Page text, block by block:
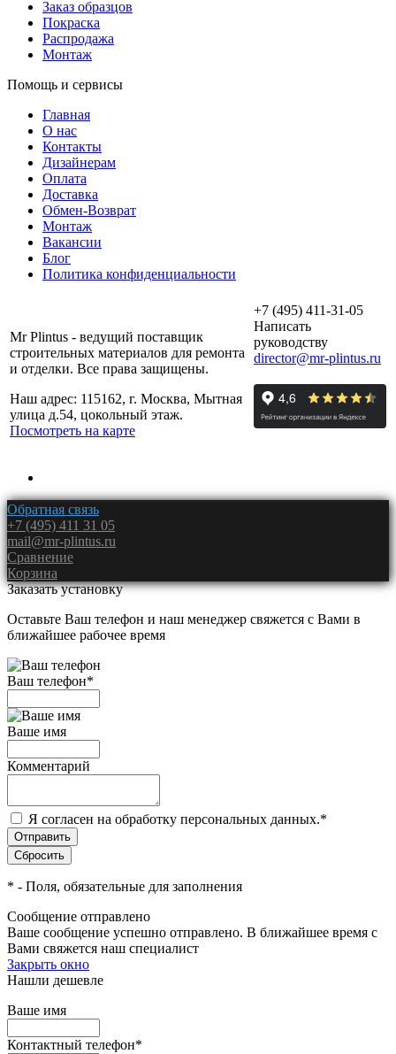
Заказ образцов
Покраска
Распродажа
Монтаж
Помощь и сервисы
Главная
О нас
Контакты
Дизайнерам
Оплата
Доставка
Обмен-Возврат
Монтаж
Вакансии
Блог
Политика конфиденциальности
Mr Plintus - ведущий поставщик
строительных материалов для ремонта
и отделки. Все права защищены.
Наш адрес: 115162, г. Москва, Мытная
улица д.54, цокольный этаж.
Посмотреть на карте
+7 (495) 411-31-05
Написать
руководству
director@mr-plintus.ru
Обратная связь
+7 (495) 411 31 05
mail@mr-plintus.ru
Сравнение
Корзина
Заказать установку
Оставьте Ваш телефон и наш менеджер свяжется с Вами в
ближайшее рабочее время
Ваш телефон*
Ваше имя
Комментарий
Я согласен на обработку персональных данных.*
* - Поля, обязательные для заполнения
Сообщение отправлено
Ваше сообщение успешно отправлено. В ближайшее время с
Вами свяжется наш специалист
Закрыть окно
Нашли дешевле
Ваше имя
Контактный телефон*